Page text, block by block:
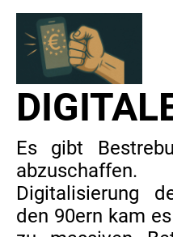
Es gibt
Digitalisierung
den 90ern kam